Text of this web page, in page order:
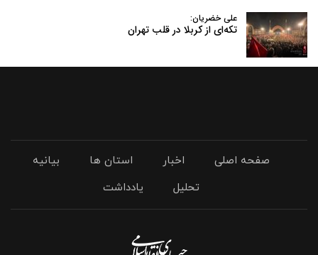
علی خضریان:
تکه‌ای از کربلا در قلب تهران
صفحه اصلی اخبار استان ها
بیانیه
تحلیل
یادداشت